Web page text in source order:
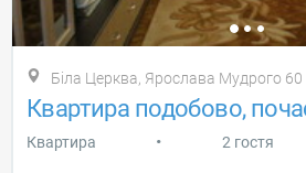
Біла Церква, Ярослава Мудрого 60
Квартира подобово,
Квартира • 2 гостя